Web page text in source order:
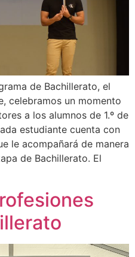
de Bachillerato, el
celebramos un momento
a los alumnos de 1.º de
estudiante cuenta con
le acompañará de manera
de Bachillerato. El